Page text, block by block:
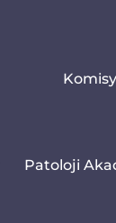
Patoloji